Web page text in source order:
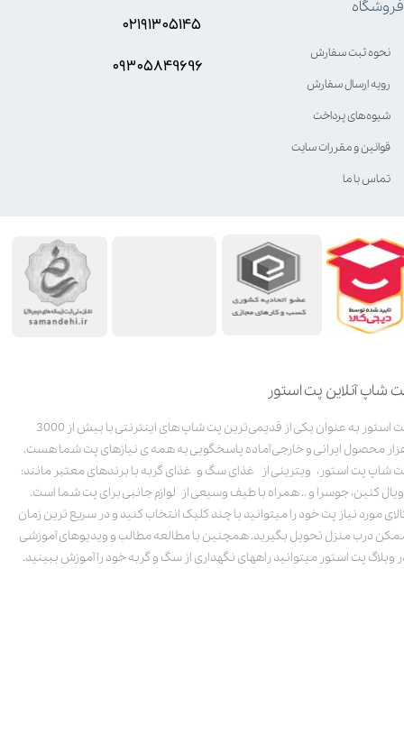
شاپ آنلاین پت استور
پت استور به عنوان یکی از قدیمی‌ترین پت شاپ های اینترنتی با بیش از 3000
محصول ایرانی و خارجی آماده پاسخگویی به همه ی نیازهای پت شما هست.
شاپ پت استور، ویترینی از غذای سگ و غذای گربه با برندهای معتبر مانند:
کنین، جوسرا و .. همراه با طیف وسیعی از لوازم جانبی برای پت شما است.
مورد نیاز پت خود را میتوانید با چند کلیک انتخاب کنید و در سریع ترین زمان
درب منزل تحویل بگیرید. همچنین با مطالعه مطالب و ویدیوهای آموزشی
وبلاگ پت استور میتوانید راههای نگهداری از سگ و گربه خود را آموزش ببینید.
فروشگاه
نحوه ثبت سفارش
رویه ارسال سفارش
شیوه‌های پرداخت
قوانین و مقررات سایت
تماس با ما
۰۲۱۹۱۳۰۵۱۴۵
۰۹۳۰۵8۴9696